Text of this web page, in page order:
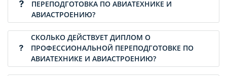
ПЕРЕПОДГОТОВКА ПО АВИАТЕХНИКЕ И
АВИАСТРОЕНИЮ?
СКОЛЬКО ДЕЙСТВУЕТ ДИПЛОМ О
ПРОФЕССИОНАЛЬНОЙ ПЕРЕПОДГОТОВКЕ ПО
АВИАТЕХНИКЕ И АВИАСТРОЕНИЮ?